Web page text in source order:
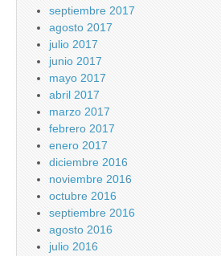
septiembre 2017
agosto 2017
julio 2017
junio 2017
mayo 2017
abril 2017
marzo 2017
febrero 2017
enero 2017
diciembre 2016
noviembre 2016
octubre 2016
septiembre 2016
agosto 2016
julio 2016